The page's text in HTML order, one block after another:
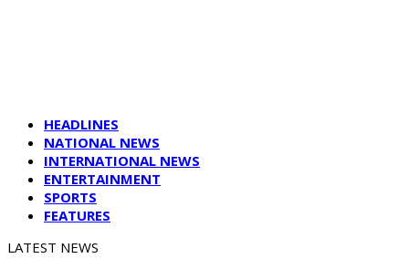
HEADLINES
NATIONAL NEWS
INTERNATIONAL NEWS
ENTERTAINMENT
SPORTS
FEATURES
LATEST NEWS